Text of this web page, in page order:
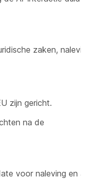
zaken,
zijn gericht.
na de
voor naleving en